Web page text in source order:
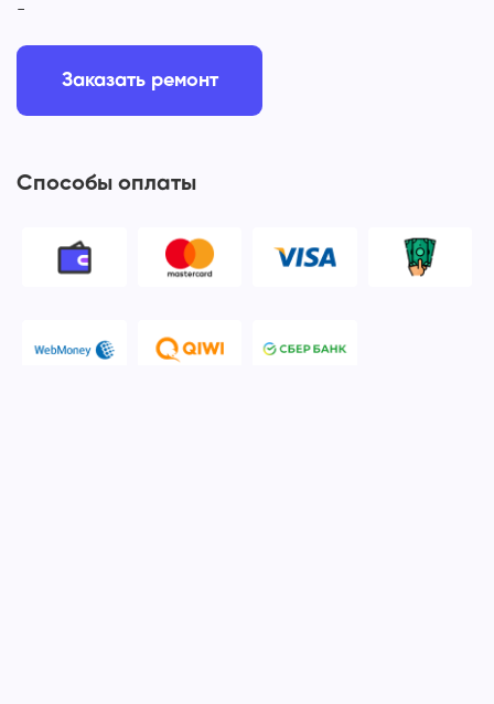
-
Заказать ремонт
Способы оплаты